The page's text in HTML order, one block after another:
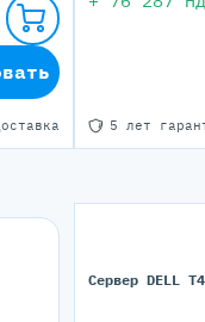
5 лет
Сервер DELL